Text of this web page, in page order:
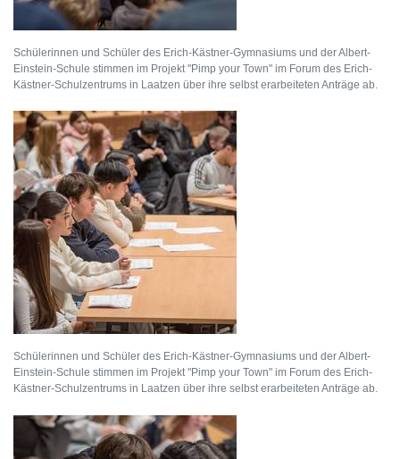
Schülerinnen und Schüler des Erich-Kästner-Gymnasiums und der Albert-
Einstein-Schule stimmen im Projekt "Pimp your Town" im Forum des Erich-
Kästner-Schulzentrums in Laatzen über ihre selbst erarbeiteten Anträge ab.
Schülerinnen und Schüler des Erich-Kästner-Gymnasiums und der Albert-
Einstein-Schule stimmen im Projekt "Pimp your Town" im Forum des Erich-
Kästner-Schulzentrums in Laatzen über ihre selbst erarbeiteten Anträge ab.